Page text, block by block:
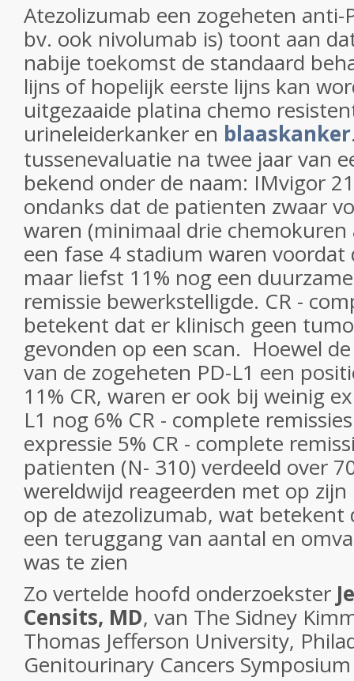
Atezolizumab een zogeheten anti-
bv. ook nivolumab is) toont aan
nabije toekomst de standaard
lijns of hopelijk eerste lijns kan
uitgezaaide platina chemo
urineleiderkanker en blaaskanker
tussenevaluatie na twee jaar van
bekend onder de naam: IMvigor
ondanks dat de patienten zwaar
waren (minimaal drie
een fase 4 stadium waren
maar liefst 11% nog een
remissie bewerkstelligde. CR -
betekent dat er klinisch geen
gevonden op een scan. Hoewel
van de zogeheten PD-L1 een
11% CR, waren er ook bij weinig
L1 nog 6% CR - complete
expressie 5% CR - complete
patienten (N- 310) verdeeld over
wereldwijd reageerden met op
op de atezolizumab, wat betekent
een teruggang van aantal en
was te zien
Zo vertelde hoofd onderzoekster
Censits, MD, van The Sidney
Thomas Jefferson University,
Genitourinary Cancers